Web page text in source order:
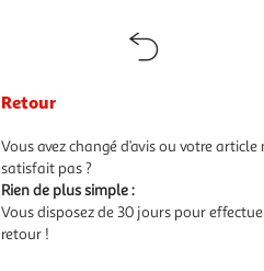
Retour
Vous avez changé d’avis ou votre article
satisfait pas ?
Rien de plus simple :
Vous disposez de 30 jours pour
retour !